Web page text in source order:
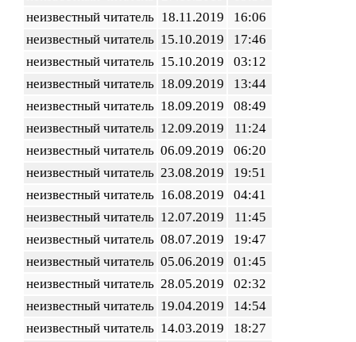
неизвестный читатель 18.11.2019
16:06
неизвестный читатель 15.10.2019
17:46
неизвестный читатель 15.10.2019
03:12
неизвестный читатель 18.09.2019
13:44
неизвестный читатель 18.09.2019
08:49
неизвестный читатель 12.09.2019
11:24
неизвестный читатель 06.09.2019
06:20
неизвестный читатель 23.08.2019
19:51
неизвестный читатель 16.08.2019
04:41
неизвестный читатель 12.07.2019
11:45
неизвестный читатель 08.07.2019
19:47
неизвестный читатель 05.06.2019
01:45
неизвестный читатель 28.05.2019
02:32
неизвестный читатель 19.04.2019
14:54
неизвестный читатель 14.03.2019
18:27